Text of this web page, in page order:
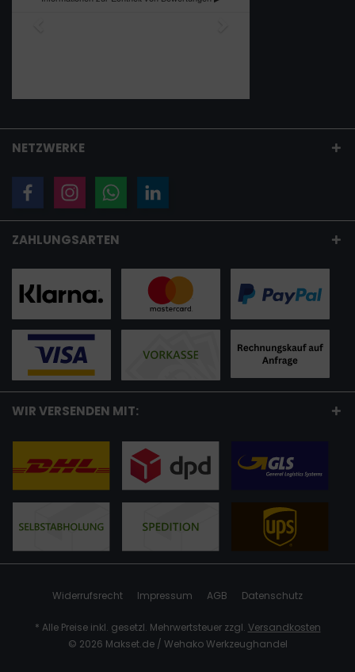
NETZWERKE
ZAHLUNGSARTEN
WIR VERSENDEN MIT:
Widerrufsrecht Impressum AGB Datenschutz
* Alle Preise inkl. gesetzl. Mehrwertsteuer zzgl. Versandkosten
© 2026 Makset.de / Wehako Werkzeughandel